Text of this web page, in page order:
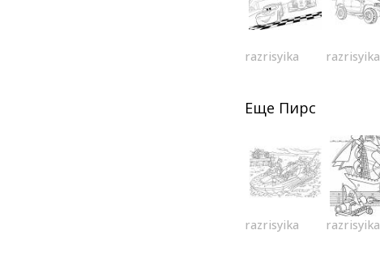
razrisyika razrisyika
Еще Пирс
razrisyika razrisyika